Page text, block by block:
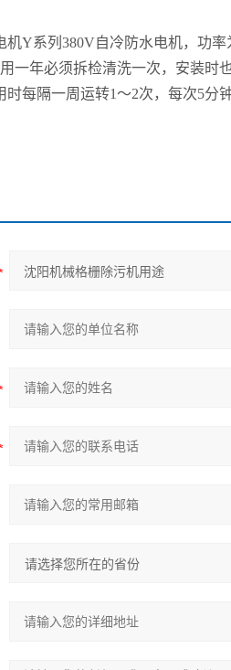
机Y系列380V自冷防水电机，功
一年必须拆检清洗一次，安装时
每隔一周运转1～2次，每次5分钟